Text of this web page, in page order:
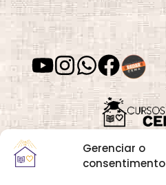
Gerenciar o
consentimento